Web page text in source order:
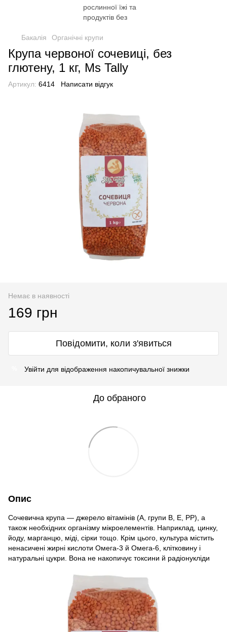
Бакалія Органічні крупи
Крупа червоної сочевиці, без
глютену, 1 кг, Ms Tally
Артикул: 6414 Написати відгук
Немає в наявності
169 грн
Повідомити, коли з'явиться
Увійти для відображення накопичувальної знижки
До обраного
Опис
Сочевична крупа — джерело вітамінів (А, групи В, Е, РР), а
також необхідних організму мікроелементів. Наприклад, цинку,
йоду, марганцю, міді, сірки тощо. Крім цього, культура містить
ненасичені жирні кислоти Омега-3 й Омега-6, клітковину і
натуральні цукри. Вона не накопичує токсини й радіонукліди